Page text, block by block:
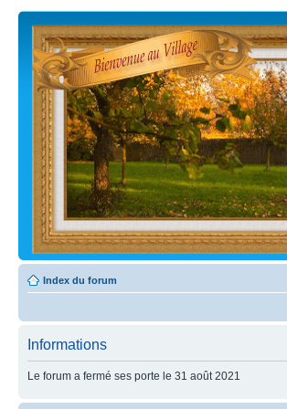
Index du forum
Informations
Le forum a fermé ses porte le 31 août 2021